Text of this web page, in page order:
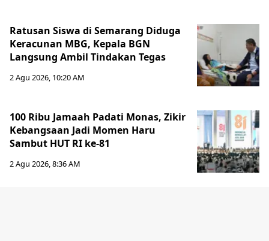
Ratusan Siswa di Semarang Diduga
Keracunan MBG, Kepala BGN
Langsung Ambil Tindakan Tegas
2 Agu 2026, 10:20 AM
100 Ribu Jamaah Padati Monas, Zikir
Kebangsaan Jadi Momen Haru
Sambut HUT RI ke-81
2 Agu 2026, 8:36 AM